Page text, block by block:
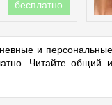
бесплатно
и
Читайте